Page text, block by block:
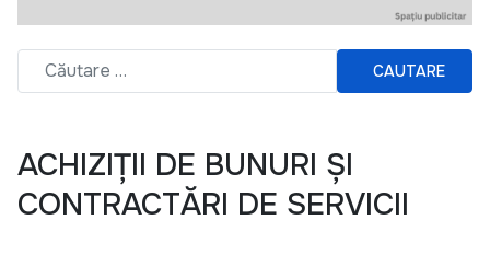
CAUTARE
ACHIZIȚII DE BUNURI ȘI
CONTRACTĂRI DE SERVICII